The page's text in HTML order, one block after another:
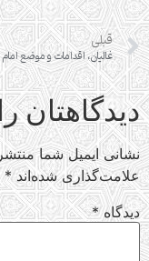
قبلی
دیدگاهتان
نشانی ایمیل شما
علامت‌گذاری شده‌اند*
دیدگاه*